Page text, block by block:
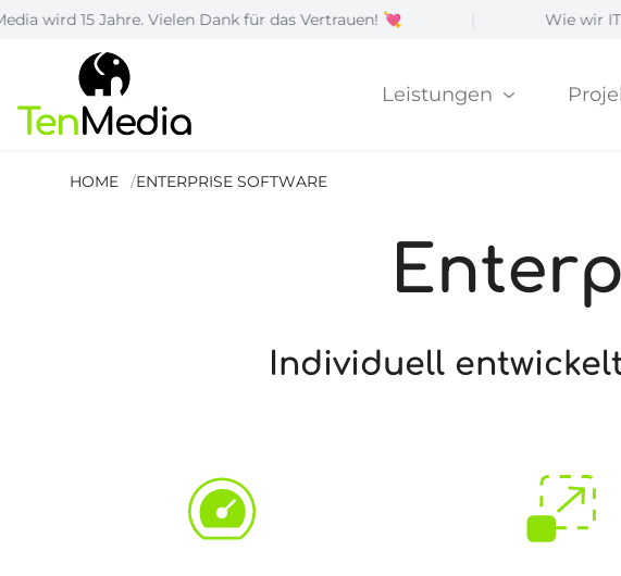
Jahre. Vielen Dank für das Vertrauen! 💘 | Wie wir IT-
Leistungen
HOME ENTERPRISE SOFTWARE
Individuell